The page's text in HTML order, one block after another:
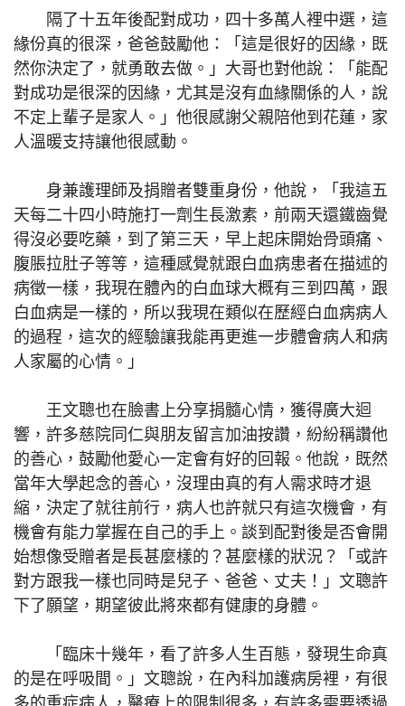
隔了十五年後配對成功，四十多萬人裡中選，這
緣份真的很深，爸爸鼓勵他：「這是很好的因緣，既
然你決定了，就勇敢去做。」大哥也對他說：「能配
對成功是很深的因緣，尤其是沒有血緣關係的人，說
不定上輩子是家人。」他很感謝父親陪他到花蓮，家
人溫暖支持讓他很感動。
身兼護理師及捐贈者雙重身份，他說，「我這五
天每二十四小時施打一劑生長激素，前兩天還鐵齒覺
得沒必要吃藥，到了第三天，早上起床開始骨頭痛、
腹脹拉肚子等等，這種感覺就跟白血病患者在描述的
病徵一樣，我現在體內的白血球大概有三到四萬，跟
白血病是一樣的，所以我現在類似在歷經白血病病人
的過程，這次的經驗讓我能再更進一步體會病人和病
人家屬的心情。」
王文聰也在臉書上分享捐髓心情，獲得廣大迴
響，許多慈院同仁與朋友留言加油按讚，紛紛稱讚他
的善心，鼓勵他愛心一定會有好的回報。他說，既然
當年大學起念的善心，沒理由真的有人需求時才退
縮，決定了就往前行，病人也許就只有這次機會，有
機會有能力掌握在自己的手上。談到配對後是否會開
始想像受贈者是長甚麼樣的？甚麼樣的狀況？「或許
對方跟我一樣也同時是兒子、爸爸、丈夫！」文聰許
下了願望，期望彼此將來都有健康的身體。
「臨床十幾年，看了許多人生百態，發現生命真
的是在呼吸間。」文聰說，在內科加護病房裡，有很